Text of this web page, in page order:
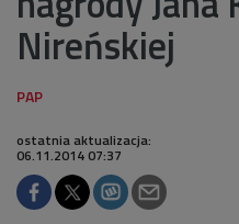
Nireńskiej
ostatnia aktualizacja:
06.11.2014 07:37